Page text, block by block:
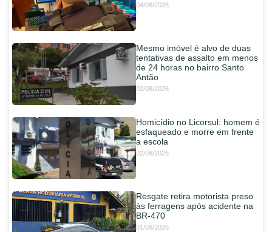
04/08/2026
Mesmo imóvel é alvo de duas
tentativas de assalto em menos
de 24 horas no bairro Santo
Antão
02/08/2026
Homicídio no Licorsul: homem é
esfaqueado e morre em frente
a escola
02/08/2026
Resgate retira motorista preso
às ferragens após acidente na
BR-470
01/08/2026